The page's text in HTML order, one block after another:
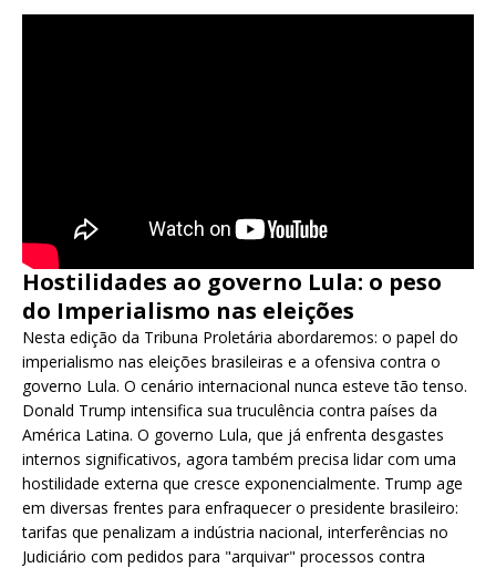
Hostilidades ao governo Lula: o peso
do Imperialismo nas eleições
Nesta edição da Tribuna Proletária abordaremos: o papel do
imperialismo nas eleições brasileiras e a ofensiva contra o
governo Lula. O cenário internacional nunca esteve tão tenso.
Donald Trump intensifica sua truculência contra países da
América Latina. O governo Lula, que já enfrenta desgastes
internos significativos, agora também precisa lidar com uma
hostilidade externa que cresce exponencialmente. Trump age
em diversas frentes para enfraquecer o presidente brasileiro:
tarifas que penalizam a indústria nacional, interferências no
Judiciário com pedidos para "arquivar" processos contra